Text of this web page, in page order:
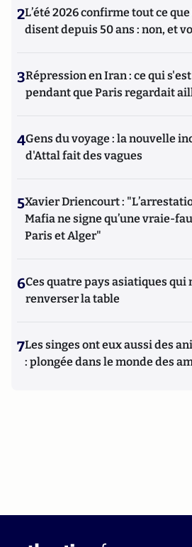
2L’été 2026 confirme tout ce
disent depuis 50 ans : non, et
3Répression en Iran : ce qui
pendant que Paris regardait
4Gens du voyage : la nouvelle
d'Attal fait des vagues
5Xavier Driencourt :
Mafia ne signe qu’une vraie-
Paris et Alger"
6Ces quatre pays asiatiques qui
renverser la table
7Les singes ont eux aussi des
: plongée dans le monde des